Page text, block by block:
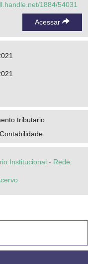
1884/54031
Acessar
tributario
Institucional - Rede